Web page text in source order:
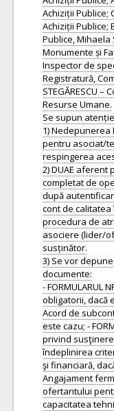
Achiziții Publice;
Achiziții Publice;
Publice, Mihaela
Monumente și
Inspector de
Registratură,
STEGĂRESCU –
Resurse Umane.
Se supun
1) Nedepunerea
pentru asociat/
respingerea
2) DUAE
completat de
după
cont de calitatea
procedura de
asociere (lider/
susținător.
3) Se vor
documente:
- FORMULARUL
obligatorii, dacă
Acord de
este cazu; -
privind
îndeplinirea
şi financiară,
Angajament
ofertantului
capacitatea